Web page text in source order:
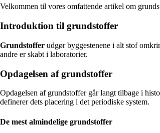
Velkommen til vores omfattende artikel om
Introduktion til grundstoffer
Grundstoffer udgør byggestenene i alt stof
andre er skabt i laboratorier.
Opdagelsen af grundstoffer
Opdagelsen af grundstoffer går langt tilbage i
definerer dets placering i det periodiske system.
De mest almindelige grundstoffer